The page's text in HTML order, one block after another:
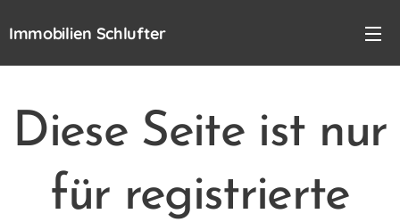
Immobilien Schlufter
Diese Seite ist nur
für registrierte